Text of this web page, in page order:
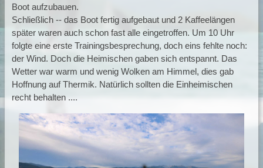
Boot aufzubauen.
Schließlich -- das Boot fertig aufgebaut und 2 Kaffeelängen
später waren auch schon fast alle eingetroffen. Um 10 Uhr
folgte eine erste Trainingsbesprechung, doch eins fehlte noch:
der Wind. Doch die Heimischen gaben sich entspannt. Das
Wetter war warm und wenig Wolken am Himmel, dies gab
Hoffnung auf Thermik. Natürlich sollten die Einheimischen
recht behalten ....